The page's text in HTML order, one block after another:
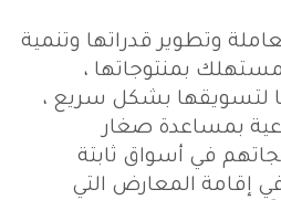
وتطوير قدراتها وتنمية
بمنتوجاتها ،
لتسويقها بشكل سريع ،
بمساعدة صغار
في أسواق ثابتة
إقامة المعارض التي